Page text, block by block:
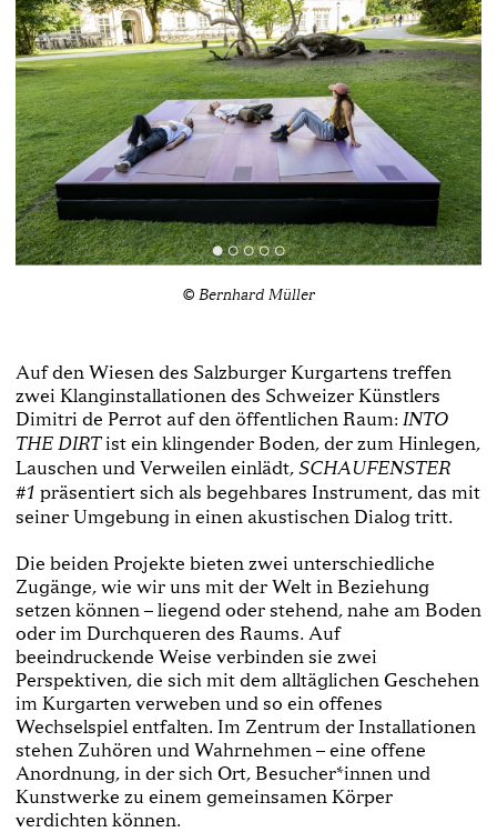
© Bernhard Müller
Auf den Wiesen des Salzburger Kurgartens treffen
zwei Klanginstallationen des Schweizer Künstlers
Dimitri de Perrot auf den öffentlichen Raum: INTO
THE DIRTist ein klingender Boden, der zum Hinlegen,
Lauschen und Verweilen einlädt, SCHAUFENSTER
#1 präsentiert sich als begehbares Instrument, das mit
seiner Umgebung in einen akustischen Dialog tritt.
Die beiden Projekte bieten zwei unterschiedliche
Zugänge, wie wir uns mit der Welt in Beziehung
setzen können – liegend oder stehend, nahe am Boden
oder im Durchqueren des Raums. Auf
beeindruckende Weise verbinden sie zwei
Perspektiven, die sich mit dem alltäglichen Geschehen
im Kurgarten verweben und so ein offenes
Wechselspiel entfalten. Im Zentrum der Installationen
stehen Zuhören und Wahrnehmen – eine offene
Anordnung, in der sich Ort, Besucher*innen und
Kunstwerke zu einem gemeinsamen Körper
verdichten können.